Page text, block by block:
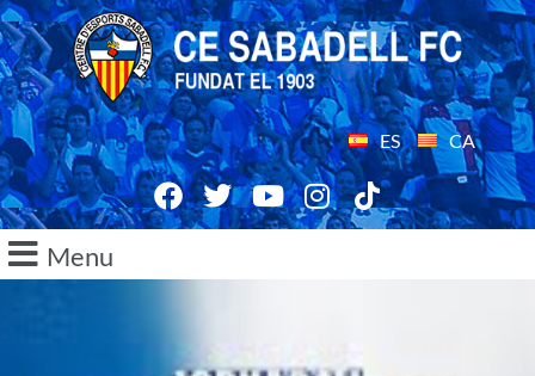
ES CA
Menu